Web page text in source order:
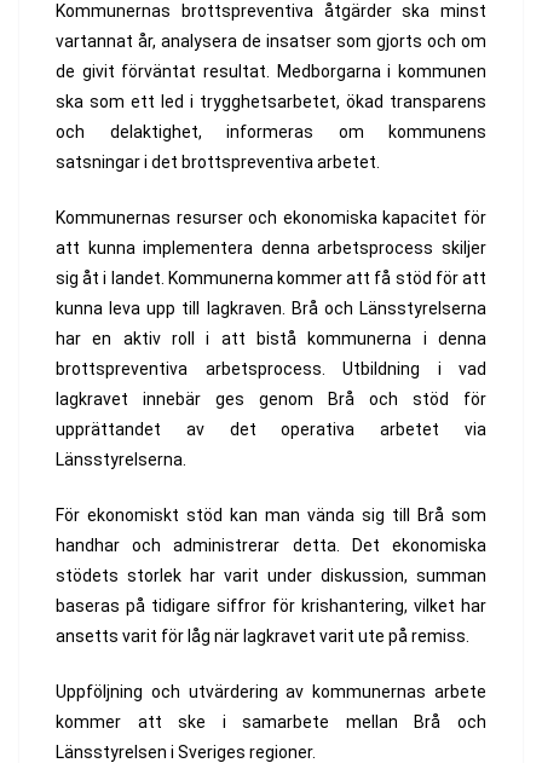
Kommunernas brottspreventiva åtgärder ska minst
vartannat år, analysera de insatser som gjorts och om
de givit förväntat resultat. Medborgarna i kommunen
ska som ett led i trygghetsarbetet, ökad transparens
och delaktighet, informeras om kommunens
satsningar i det brottspreventiva arbetet.
Kommunernas resurser och ekonomiska kapacitet för
att kunna implementera denna arbetsprocess skiljer
sig åt i landet. Kommunerna kommer att få stöd för att
kunna leva upp till lagkraven. Brå och Länsstyrelserna
har en aktiv roll i att bistå kommunerna i denna
brottspreventiva arbetsprocess. Utbildning i vad
lagkravet innebär ges genom Brå och stöd för
upprättandet av det operativa arbetet via
Länsstyrelserna.
För ekonomiskt stöd kan man vända sig till Brå som
handhar och administrerar detta. Det ekonomiska
stödets storlek har varit under diskussion, summan
baseras på tidigare siffror för krishantering, vilket har
ansetts varit för låg när lagkravet varit ute på remiss.
Uppföljning och utvärdering av kommunernas arbete
kommer att ske i samarbete mellan Brå och
Länsstyrelsen i Sveriges regioner.